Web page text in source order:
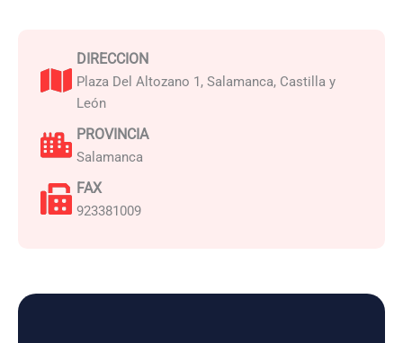
DIRECCION
Plaza Del Altozano 1, Salamanca, Castilla y
León
PROVINCIA
Salamanca
FAX
923381009